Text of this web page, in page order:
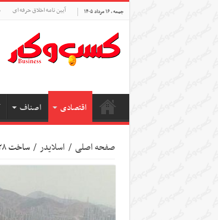
جمعه , ۱۶ مرداد ۱۴۰۵ آیین نامه اخلاق حرفه ای
اقتصادی اصناف
صفحه اصلی / اسلایدر / ساخت ۱۲۸ هزار مسکن مهر بدون آورده متقاضیان